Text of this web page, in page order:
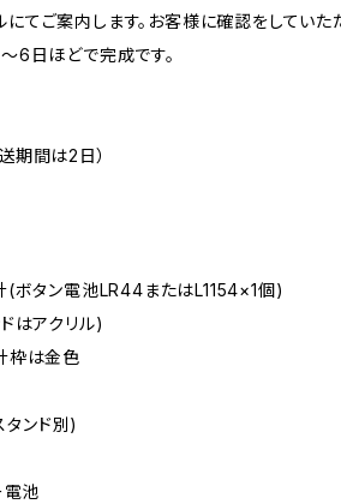
てご案内します。お客様に確認をしてい
6日ほどで完成です。
期間は2日）
(ボタン電池LR44またはL1154×1個)
はアクリル)
枠は金色
ンド別)
電池